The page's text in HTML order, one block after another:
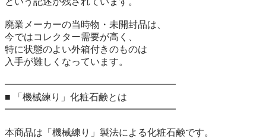
廃業メーカーの当時物・未開封品は、
今ではコレクター需要が高く、
特に状態のよい外箱付きのものは
入手が難しくなっています。
━━━━━━━━━━━━━━━━━━
■ 「機械練り」化粧石鹸とは
━━━━━━━━━━━━━━━━━━
本商品は「機械練り」製法による化粧石鹸です。